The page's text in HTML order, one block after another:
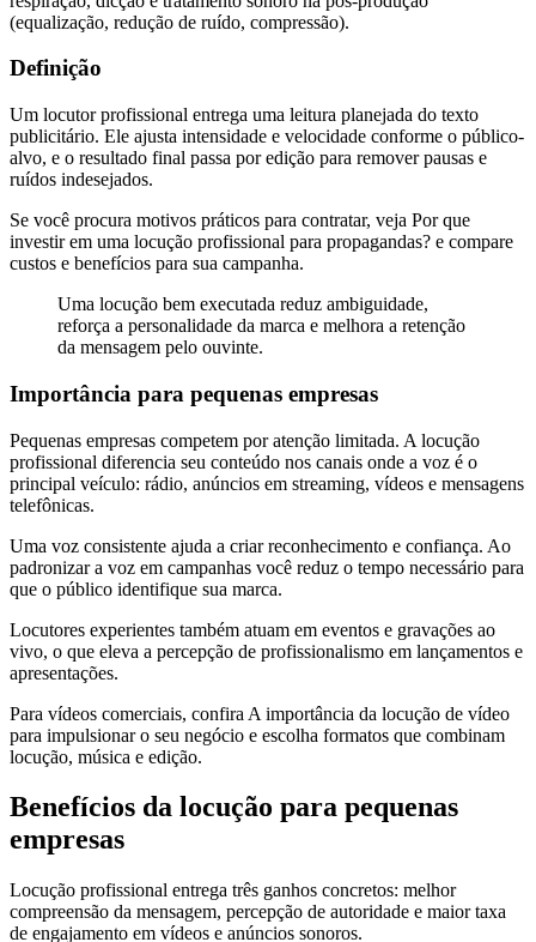
(equalização, redução de ruído, compressão).
Definição
Um locutor profissional entrega uma leitura planejada do texto
publicitário. Ele ajusta intensidade e velocidade conforme o público-
alvo, e o resultado final passa por edição para remover pausas e
ruídos indesejados.
Se você procura motivos práticos para contratar, veja Por que
investir em uma locução profissional para propagandas? e compare
custos e benefícios para sua campanha.
Uma locução bem executada reduz ambiguidade,
reforça a personalidade da marca e melhora a retenção
da mensagem pelo ouvinte.
Importância para pequenas empresas
Pequenas empresas competem por atenção limitada. A locução
profissional diferencia seu conteúdo nos canais onde a voz é o
principal veículo: rádio, anúncios em streaming, vídeos e mensagens
telefônicas.
Uma voz consistente ajuda a criar reconhecimento e confiança. Ao
padronizar a voz em campanhas você reduz o tempo necessário para
que o público identifique sua marca.
Locutores experientes também atuam em eventos e gravações ao
vivo, o que eleva a percepção de profissionalismo em lançamentos e
apresentações.
Para vídeos comerciais, confira A importância da locução de vídeo
para impulsionar o seu negócio e escolha formatos que combinam
locução, música e edição.
Benefícios da locução para pequenas
empresas
Locução profissional entrega três ganhos concretos: melhor
compreensão da mensagem, percepção de autoridade e maior taxa
de engajamento em vídeos e anúncios sonoros.